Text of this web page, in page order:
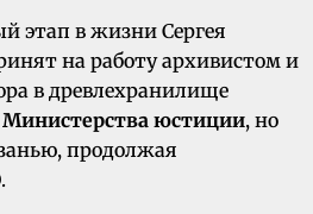
этап в жизни Сергея
на работу архивистом и
в древлехранилище
юстиции, но
продолжая